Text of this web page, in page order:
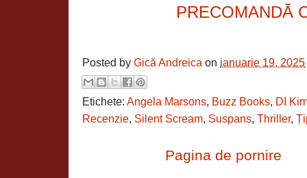
PRECOMANDĂ
Posted by Gică Andreica on ianuarie 19, 2025
Etichete: Angela Marsons, Buzz Books, DI
Recenzie, Silent Scream, Suspans, Thriller,
Pagina de pornire